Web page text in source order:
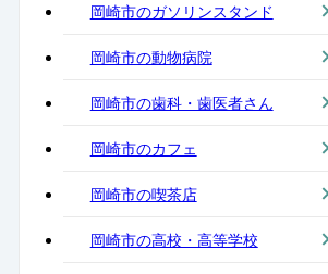
岡崎市のガソリンスタンド
岡崎市の動物病院
岡崎市の歯科・歯医者さん
岡崎市のカフェ
岡崎市の喫茶店
岡崎市の高校・高等学校